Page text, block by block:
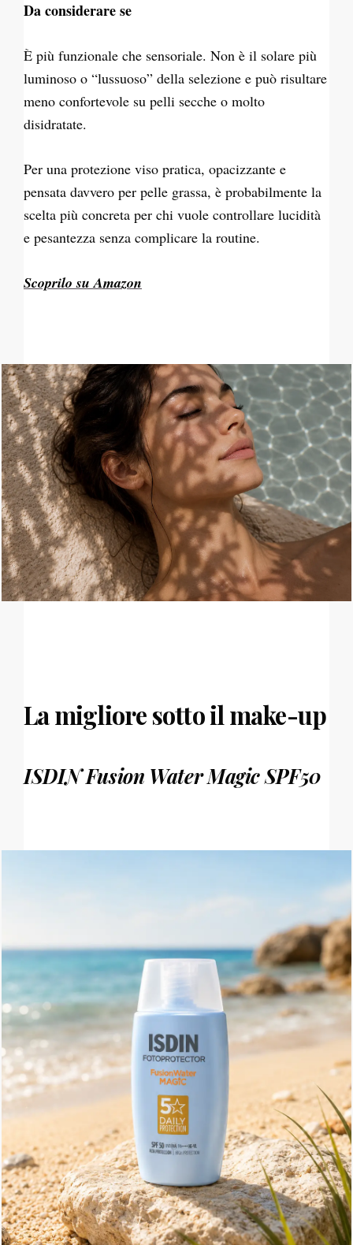
Da considerare se
È più funzionale che sensoriale. Non è il solare più
luminoso o “lussuoso” della selezione e può risultare
meno confortevole su pelli secche o molto
disidratate.
Per una protezione viso pratica, opacizzante e
pensata davvero per pelle grassa, è probabilmente la
scelta più concreta per chi vuole controllare lucidità
e pesantezza senza complicare la routine.
Scoprilo su Amazon
La migliore sotto il make-up
ISDIN Fusion Water Magic SPF50